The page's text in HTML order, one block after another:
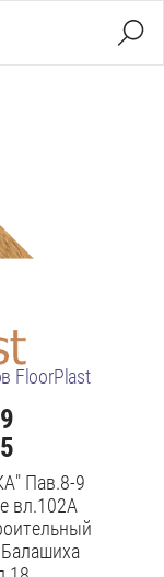
FloorPlast
Пав.8-9
вл.102А